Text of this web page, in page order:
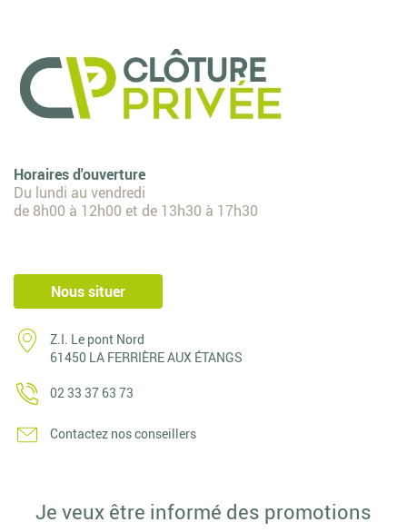
Horaires d'ouverture
Du lundi au vendredi
de 8h00 à 12h00 et de 13h30 à 17h30
Nous situer
Z.I. Le pont Nord
61450 LA FERRIÈRE AUX ÉTANGS
02 33 37 63 73
Contactez nos conseillers
Je veux être informé des promotions